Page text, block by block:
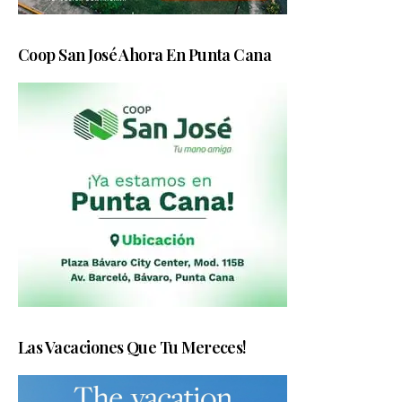
Coop San José Ahora En Punta Cana
Las Vacaciones Que Tu Mereces!